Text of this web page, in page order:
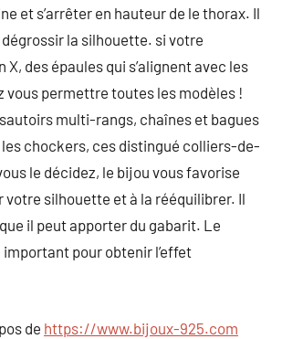
et s’arrêter en hauteur de le thorax. Il
la silhouette. si votre
X, des épaules qui s’alignent avec les
vous permettre toutes les modèles !
multi-rangs, chaînes et bagues
chockers, ces distingué colliers-de-
le décidez, le bijou vous favorise
votre silhouette et à la rééquilibrer. Il
il peut apporter du gabarit. Le
pour obtenir l’effet
de https://www.bijoux-925.com